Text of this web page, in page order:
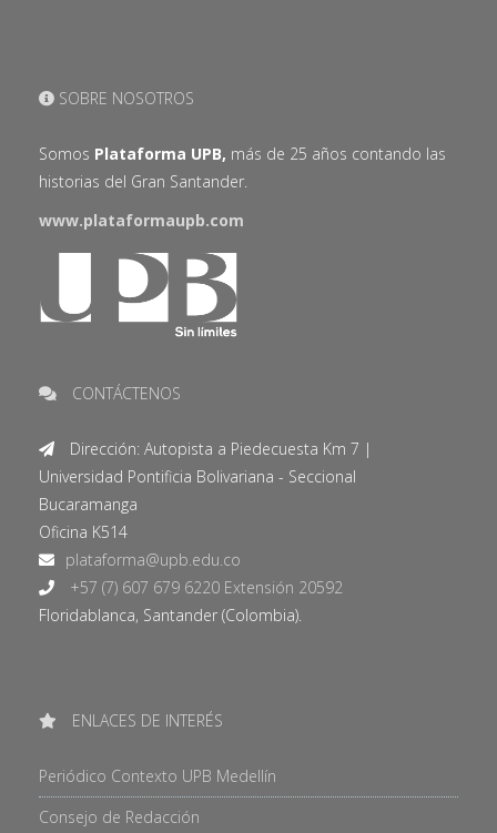
SOBRE NOSOTROS
Somos Plataforma UPB, más de 25 años contando las
historias del Gran Santander.
www.plataformaupb.com
CONTÁCTENOS
Dirección: Autopista a Piedecuesta Km 7 |
Universidad Pontificia Bolivariana - Seccional
Bucaramanga
Oficina K514
+57 (7) 607 679 6220 Extensión 20592
Floridablanca, Santander (Colombia).
ENLACES DE INTERÉS
Periódico Contexto UPB Medellín
Consejo de Redacción